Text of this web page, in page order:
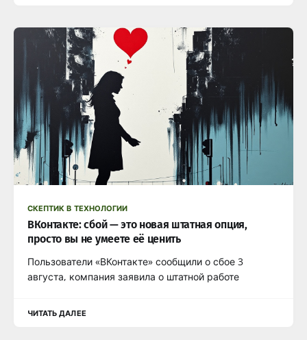
СКЕПТИК В ТЕХНОЛОГИИ
ВКонтакте: сбой — это новая штатная опция,
просто вы не умеете её ценить
Пользователи «ВКонтакте» сообщили о сбое 3
августа, компания заявила о штатной работе
ЧИТАТЬ ДАЛЕЕ